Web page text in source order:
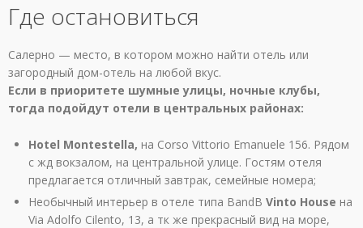
Где остановиться
Салерно — место, в котором можно найти отель или
загородный дом-отель на любой вкус.
Если в приоритете шумные улицы, ночные клубы,
тогда подойдут отели в центральных районах:
Hotel Montestella, на Corso Vittorio Emanuele 156. Рядом
с жд вокзалом, на центральной улице. Гостям отеля
предлагается отличный завтрак, семейные номера;
Необычный интерьер в отеле типа BandB Vinto House на
Via Adolfo Cilento, 13, а тк же прекрасный вид на море,